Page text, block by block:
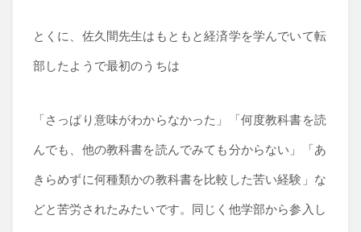
とくに、佐久間先生はもともと経済学を学んでいて転
部したようで最初のうちは
「さっぱり意味がわからなかった」「何度教科書を読
んでも、他の教科書を読んでみても分からない」「あ
きらめずに何種類かの教科書を比較した苦い経験」な
どと苦労されたみたいです。同じく他学部から参入し